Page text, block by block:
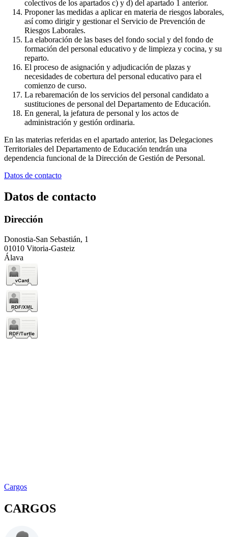
colectivos de los apartados c) y d) del apartado 1 anterior.
Proponer las medidas a aplicar en materia de riesgos laborales,
así como dirigir y gestionar el Servicio de Prevención de
Riesgos Laborales.
La elaboración de las bases del fondo social y del fondo de
formación del personal educativo y de limpieza y cocina, y su
reparto.
El proceso de asignación y adjudicación de plazas y
necesidades de cobertura del personal educativo para el
comienzo de curso.
La rebaremación de los servicios del personal candidato a
sustituciones de personal del Departamento de Educación.
En general, la jefatura de personal y los actos de
administración y gestión ordinaria.
En las materias referidas en el apartado anterior, las Delegaciones
Territoriales del Departamento de Educación tendrán una
dependencia funcional de la Dirección de Gestión de Personal.
Datos de contacto
Datos de contacto
Dirección
Donostia-San Sebastián, 1
01010 Vitoria-Gasteiz
Álava
Cargos
CARGOS